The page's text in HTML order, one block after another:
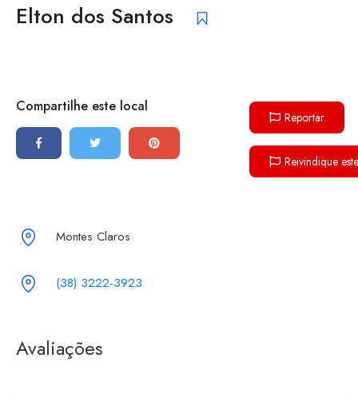
Elton dos Santos
Compartilhe este local
Reportar
Reivindique
Montes Claros
(38) 3222-3923
Avaliações